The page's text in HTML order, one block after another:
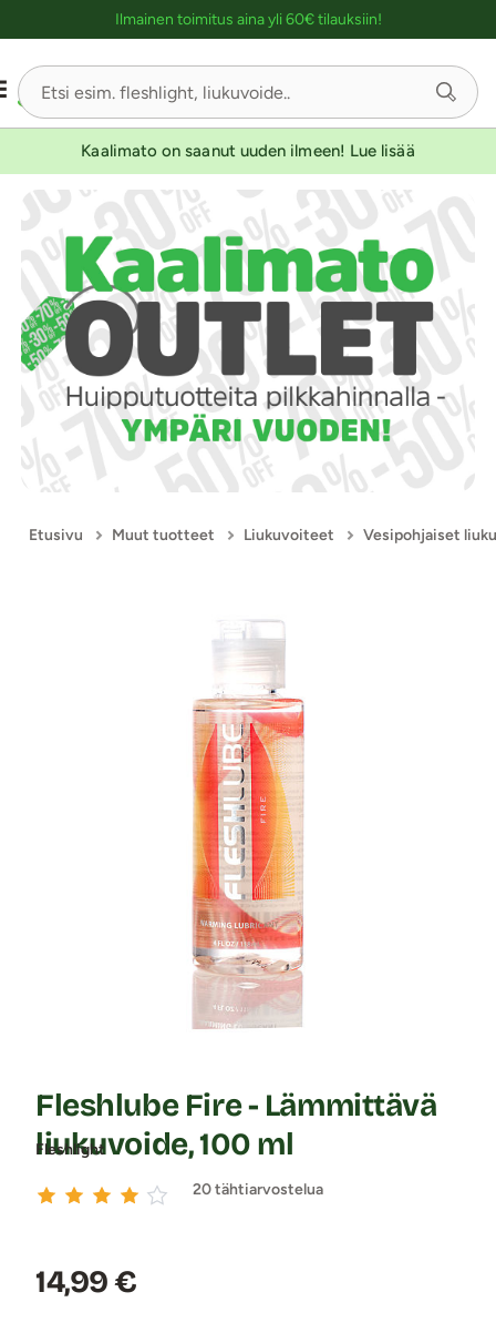
Ilmainen toimitus aina yli 60€ tilauksiin!
Kaalimato on saanut uuden ilmeen! Lue lisää
Etusivu Muut tuotteet Liukuvoiteet Vesipohjaiset
Fleshlight
Fleshlube Fire - Lämmittävä
liukuvoide, 100 ml
20 tähtiarvostelua
Hinta:
14,99 €